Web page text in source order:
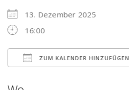
13. Dezember 2025
16:00
ZUM KALENDER HINZUFÜGEN